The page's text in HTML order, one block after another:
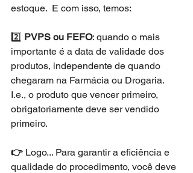
estoque.  E com isso, temos:
2️⃣ PVPS ou FEFO: quando o mais
importante é a data de validade dos
produtos, independente de quando
chegaram na Farmácia ou Drogaria.
I.e., o produto que vencer primeiro,
obrigatoriamente deve ser vendido
primeiro.
👉 Logo... Para garantir a eficiência e
qualidade do procedimento, você deve